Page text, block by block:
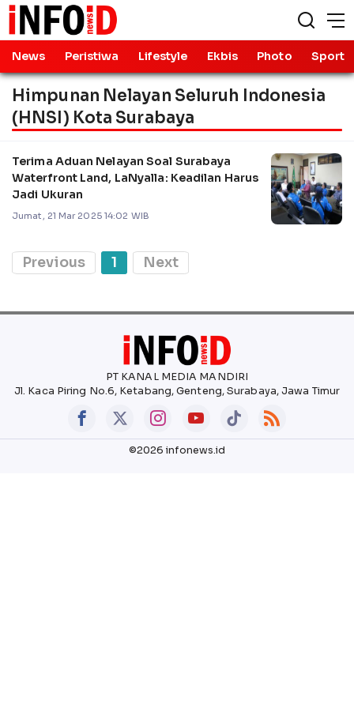
News Peristiwa Lifestyle Ekbis Photo Sport
Himpunan Nelayan Seluruh Indonesia
(HNSI) Kota Surabaya
Terima Aduan Nelayan Soal Surabaya
Waterfront Land, LaNyalla: Keadilan Harus
Jadi Ukuran
Jumat, 21 Mar 2025 14:02 WIB
Previous 1 Next
PT KANAL MEDIA MANDIRI
Jl. Kaca Piring No.6, Ketabang, Genteng, Surabaya, Jawa Timur
©2026 infonews.id